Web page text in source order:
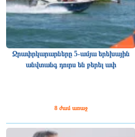
Ջրափրկարարները 5-ամյա երեխային
անվտանգ դուրս են բերել ափ
8 ժամ առաջ